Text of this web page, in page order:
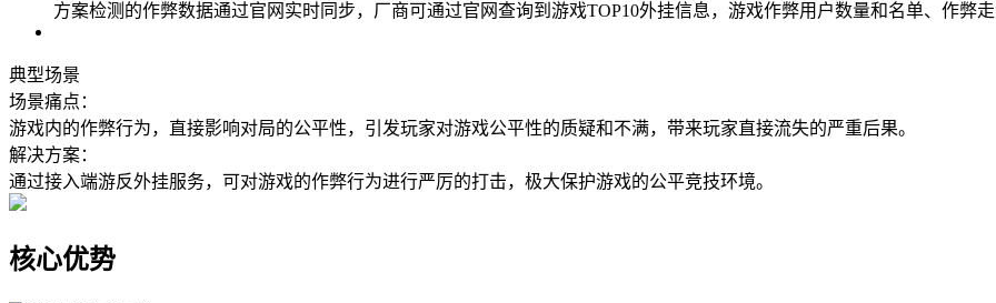
方案检测的作弊数据通过官网实时同步，厂商可通过官网查询到游戏TOP10外挂信息，游戏作弊用户数量和名单、作弊
典型场景
场景痛点：
游戏内的作弊行为，直接影响对局的公平性，引发玩家对游戏公平性的质疑和不满，带来玩家直接流失的严重后果。
解决方案：
通过接入端游反外挂服务，可对游戏的作弊行为进行严厉的打击，极大保护游戏的公平竞技环境。
核心优势